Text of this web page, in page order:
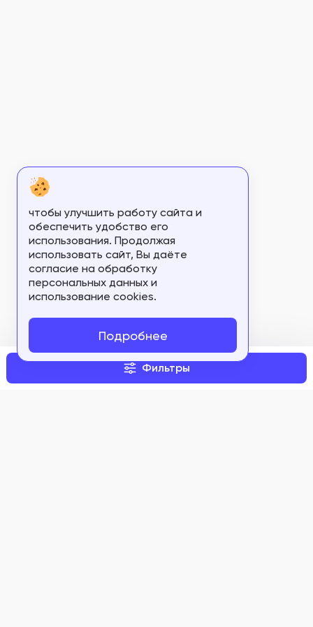
ФСЗ 2008/02558
ФСЗ 2008/02605
ФСЗ 2008/02636
ФСЗ 2008/02643
ФСЗ 2008/02680
ФСЗ 2008/02699
ФСЗ 2008/02947
ФСЗ 2008/02948
Фильтры
чтобы улучшить работу сайта и
обеспечить удобство его
использования. Продолжая
использовать сайт, Вы даёте
согласие на обработку
персональных данных и
использование cookies.
Подробнее